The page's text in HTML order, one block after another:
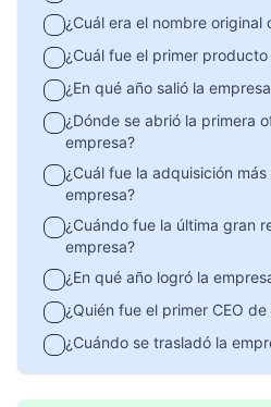
¿Cuál era el nombre original
¿Cuál fue el primer
¿En qué año salió la
¿Dónde se abrió la primera
empresa?
¿Cuál fue la adquisición
empresa?
¿Cuándo fue la última gran
empresa?
¿En qué año logró la
¿Quién fue el primer CEO
¿Cuándo se trasladó la